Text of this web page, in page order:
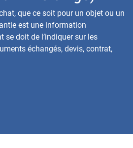
que ce soit pour un objet ou un
est une information
se doit de l’indiquer sur les
échangés, devis, contrat,